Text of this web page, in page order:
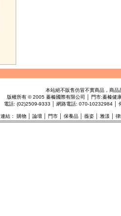
本站絕不販售仿冒不實商品，商
版權所有 ©2005 蓁榛國際有限公司 │ 門市:蓁榛健
電話: (02)2509-9333 │ 網路電話: 070-10232984 │
連結： 購物│ 論壇│ 門市│ 保養品│ 薇姿│ 雅漾